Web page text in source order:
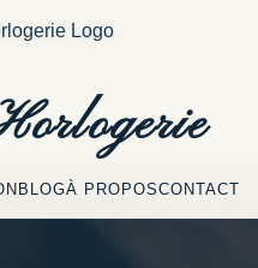
BLOGÀ PROPOSCONTACT